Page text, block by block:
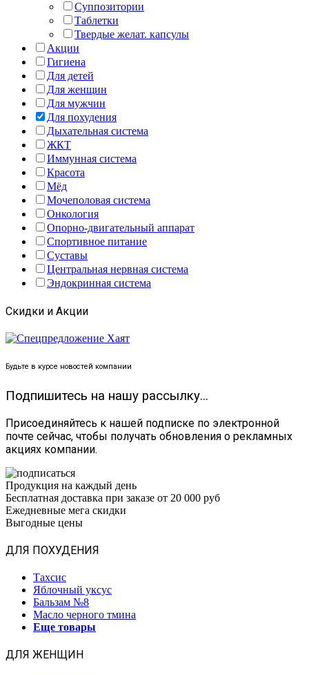
Суппозитории
Таблетки
Твердые желат. капсулы
Акции
Гигиена
Для детей
Для женщин
Для мужчин
Для похудения
Дыхательная система
ЖКТ
Иммунная система
Красота
Мёд
Мочеполовая система
Онкология
Опорно-двигательный аппарат
Спортивное питание
Суставы
Центральная нервная система
Эндокринная система
Скидки и Акции
Будьте в курсе новостей компании
Подпишитесь на нашу рассылку...
Присоединяйтесь к нашей подписке по электронной
почте сейчас, чтобы получать обновления о рекламных
акциях компании.
Продукция на каждый день
Бесплатная доставка при заказе от 20 000 руб
Ежедневные мега скидки
Выгодные цены
ДЛЯ ПОХУДЕНИЯ
Тахсис
Яблочный уксус
Бальзам №8
Масло черного тмина
Еще товары
ДЛЯ ЖЕНЩИН